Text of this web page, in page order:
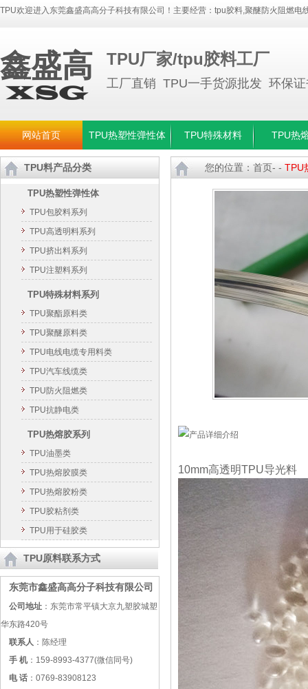
TPU欢迎进入东莞鑫盛高高分子科技有限公司！主要经营： tpu胶料,聚醚防火阻燃电
鑫盛高 TPU厂家/tpu胶料工厂
工厂直销 TPU一手货源批发 环保证
网站首页 TPU热塑性弹性体 TPU特殊材料 TPU热
TPU料产品分类
TPU热塑性弹性体
TPU包胶料系列
TPU高透明料系列
TPU挤出料系列
TPU注塑料系列
TPU特殊材料系列
TPU聚酯原料类
TPU聚醚原料类
TPU电线电缆专用料类
TPU汽车线缆类
TPU防火阻燃类
TPU抗静电类
TPU热熔胶系列
TPU油墨类
TPU热熔胶膜类
TPU热熔胶粉类
TPU胶粘剂类
TPU用于硅胶类
TPU原料联系方式
东莞市鑫盛高高分子科技有限公司
公司地址 ：东莞市常平镇大京九塑胶城塑
华东路420号
联系人 ：陈经理
手 机 ：159-8993-4377(微信同号)
电 话 ：0769-83908123
您的位置： 首页- - TPU
10mm高透明TPU导光料